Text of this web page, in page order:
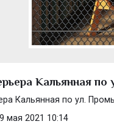
Кальянная
Кальянная по ул.
мая 2021 10:14